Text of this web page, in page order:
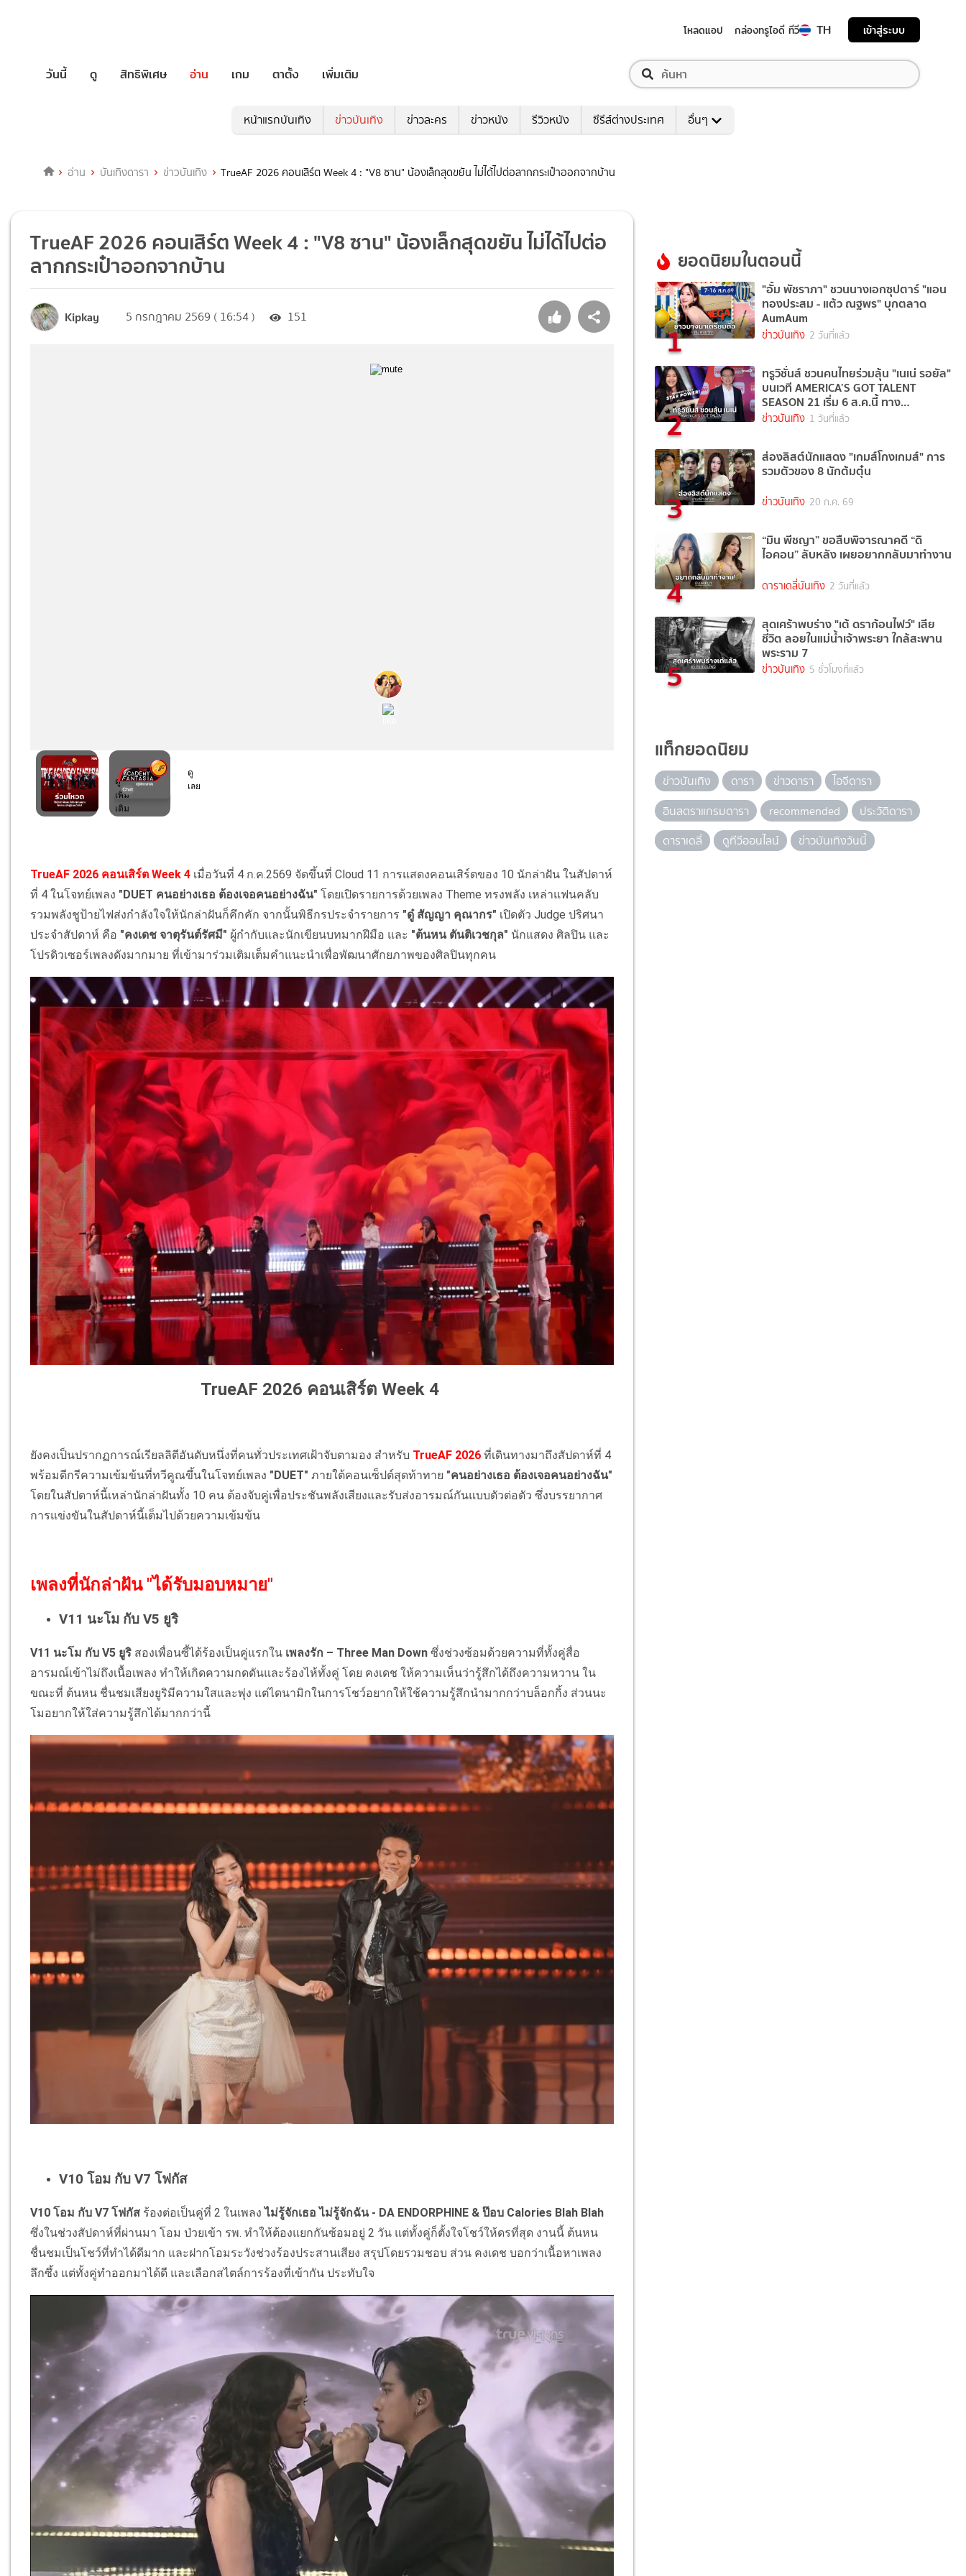
โหลดแอป กล่องทรูไอดี ทีวี TH เข้าสู่ระบบ
วันนี้ ดู สิทธิพิเศษ อ่าน เกม ตาตั้ง เพิ่มเติม
หน้าแรกบันเทิง ข่าวบันเทิง ข่าวละคร ข่าวหนัง รีวิวหนัง ซีรีส์ต่างประเทศ อื่นๆ
อ่าน บันเทิงดารา ข่าวบันเทิง TrueAF 2026 คอนเสิร์ต Week 4 : "V8 ซาน" น้องเล็กสุดขยัน ไม่ได้ไปต่อลากกระเป๋าออกจากบ้าน
TrueAF 2026 คอนเสิร์ต Week 4 : "V8 ซาน" น้องเล็กสุดขยัน ไม่ได้ไปต่อ
ลากกระเป๋าออกจากบ้าน
Kipkay 5 กรกฎาคม 2569 ( 16:54 ) 151
TrueAF 2026 คอนเสิร์ต Week 4 เมื่อวันที่ 4 ก.ค.2569 จัดขึ้นที่ Cloud 11 การแสดงคอนเสิร์ตของ 10 นักล่าฝัน ในสัปดาห์
ที่ 4 ในโจทย์เพลง "DUET คนอย่างเธอ ต้องเจอคนอย่างฉัน" โดยเปิดรายการด้วยเพลง Theme ทรงพลัง เหล่าแฟนคลับ
รวมพลังชูป้ายไฟส่งกำลังใจให้นักล่าฝันก็คึกคัก จากนั้นพิธีกรประจำรายการ "ดู๋ สัญญา คุณากร" เปิดตัว Judge ปริศนา
ประจำสัปดาห์ คือ "คงเดช จาตุรันต์รัศมี" ผู้กำกับและนักเขียนบทมากฝีมือ และ "ต้นหน ตันติเวชกุล" นักแสดง ศิลปิน และ
โปรดิวเซอร์เพลงดังมากมาย ที่เข้ามาร่วมเติมเต็มคำแนะนำเพื่อพัฒนาศักยภาพของศิลปินทุกคน
TrueAF 2026 คอนเสิร์ต Week 4
ยังคงเป็นปรากฏการณ์เรียลลิตีอันดับหนึ่งที่คนทั่วประเทศเฝ้าจับตามอง สำหรับ TrueAF 2026 ที่เดินทางมาถึงสัปดาห์ที่ 4
พร้อมดีกรีความเข้มข้นที่ทวีคูณขึ้นในโจทย์เพลง "DUET" ภายใต้คอนเซ็ปต์สุดท้าทาย "คนอย่างเธอ ต้องเจอคนอย่างฉัน"
โดยในสัปดาห์นี้เหล่านักล่าฝันทั้ง 10 คน ต้องจับคู่เพื่อประชันพลังเสียงและรับส่งอารมณ์กันแบบตัวต่อตัว ซึ่งบรรยากาศ
การแข่งขันในสัปดาห์นี้เต็มไปด้วยความเข้มข้น
เพลงที่นักล่าฝัน "ได้รับมอบหมาย"
V11 นะโม กับ V5 ยูริ
V11 นะโม กับ V5 ยูริ สองเพื่อนซี้ได้ร้องเป็นคู่แรกใน เพลงรัก – Three Man Downซึ่งช่วงซ้อมด้วยความที่ทั้งคู่สื่อ
อารมณ์เข้าไม่ถึงเนื้อเพลง ทำให้เกิดความกดดันและร้องไห้ทั้งคู่ โดย คงเดช ให้ความเห็นว่ารู้สึกได้ถึงความหวาน ใน
ขณะที่ ต้นหน ชื่นชมเสียงยูริมีความใสและพุ่ง แต่ไดนามิกในการโชว์อยากให้ใช้ความรู้สึกนำมากกว่าบล็อกกิ้ง ส่วนนะ
โมอยากให้ใส่ความรู้สึกได้มากกว่านี้
V10 โอม กับ V7 โฟกัส
V10 โอม กับ V7 โฟกัส ร้องต่อเป็นคู่ที่ 2 ในเพลง ไม่รู้จักเธอ ไม่รู้จักฉัน - DA ENDORPHINE & ป๊อบ Calories Blah Blah
ซึ่งในช่วงสัปดาห์ที่ผ่านมา โอม ป่วยเข้า รพ. ทำให้ต้องแยกกันซ้อมอยู่ 2 วัน แต่ทั้งคู่ก็ตั้งใจโชว์ให้ดรที่สุด งานนี้ ต้นหน
ชื่นชมเป็นโชว์ที่ทำได้ดีมาก และฝากโอมระวังช่วงร้องประสานเสียง สรุปโดยรวมชอบ ส่วน คงเดช บอกว่าเนื้อหาเพลง
ลึกซึ้ง แต่ทั้งคู่ทำออกมาได้ดี และเลือกสไตล์การร้องที่เข้ากัน ประทับใจ
ยอดนิยมในตอนนี้
1
"อั้ม พัชราภา" ชวนนางเอกซุปตาร์ "แอน
ทองประสม - แต้ว ณฐพร" บุกตลาด
AumAum
ข่าวบันเทิง 2 วันที่แล้ว
2
ทรูวิชั่นส์ ชวนคนไทยร่วมลุ้น "เนเน่ รอยัล"
บนเวที AMERICA’S GOT TALENT
SEASON 21 เริ่ม 6 ส.ค.นี้ ทาง
TrueVisions NOW
ข่าวบันเทิง 1 วันที่แล้ว
3
ส่องลิสต์นักแสดง "เกมส์โกงเกมส์" การ
รวมตัวของ 8 นักต้มตุ๋น
ข่าวบันเทิง 20 ก.ค. 69
4
“มิน พีชญา” ขอสืบพิจารณาคดี “ดิ
ไอคอน” ลับหลัง เผยอยากกลับมาทำงาน
ดาราเดลี่บันเทิง 2 วันที่แล้ว
5
สุดเศร้าพบร่าง "เต้ ดราก้อนไฟว์" เสีย
ชีวิต ลอยในแม่น้ำเจ้าพระยา ใกล้สะพาน
พระราม 7
ข่าวบันเทิง 5 ชั่วโมงที่แล้ว
แท็กยอดนิยม
ข่าวบันเทิง ดารา ข่าวดารา
ไอจีดารา
อินสตราแกรมดารา
recommended
ประวัติดารา
ดาราเดลี่
ดูทีวีออนไลน์ ข่าวบันเทิงวันนี้